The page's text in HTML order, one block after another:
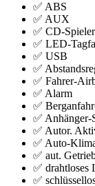
✅ ABS
✅ AUX
✅ CD-Spieler
✅ LED-
✅ USB
✅
✅ Fahrer-
✅ Alarm
✅
✅
✅ Autor.
✅ Auto-
✅ aut.
✅ drahtloses
✅